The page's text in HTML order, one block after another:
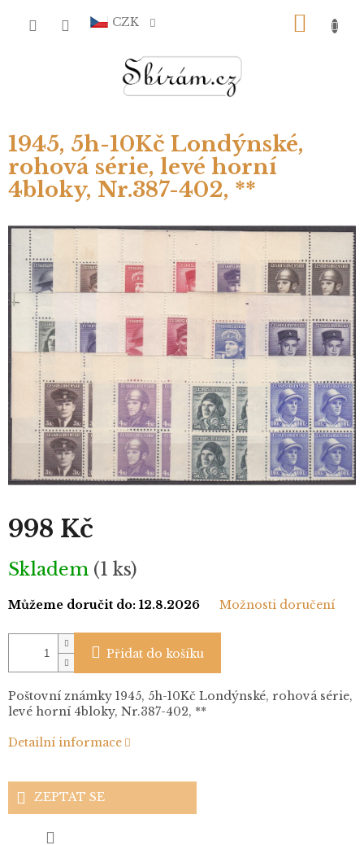
CZK
1945, 5h-10Kč Londýnské,
rohová série, levé horní
4bloky, Nr.387-402, **
998 Kč
Měrná
cena:
Skladem (1 ks)
Můžeme doručit do: 12.8.2026 Možnosti doručení
Přidat do košíku
Poštovní známky 1945, 5h-10Kč Londýnské, rohová série,
levé horní 4bloky, Nr.387-402, **
Detailní informace
ZEPTAT SE